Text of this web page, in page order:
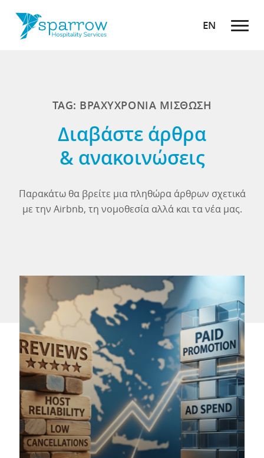
EN
TAG: ΒΡΑΧΥΧΡΟΝΙΑ ΜΙΣΘΩΣΗ
Διαβάστε άρθρα
& ανακοινώσεις
Παρακάτω θα βρείτε μια πληθώρα άρθρων σχετικά
με την Airbnb, τη νομοθεσία αλλά και τα νέα μας.